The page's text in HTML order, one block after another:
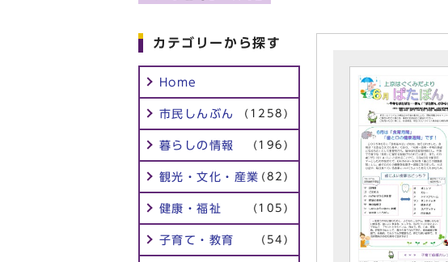
カテゴリーから探す
Home
市民しんぶん (1258)
暮らしの情報 (196)
観光・文化・産業 (82)
健康・福祉 (105)
子育て・教育 (54)